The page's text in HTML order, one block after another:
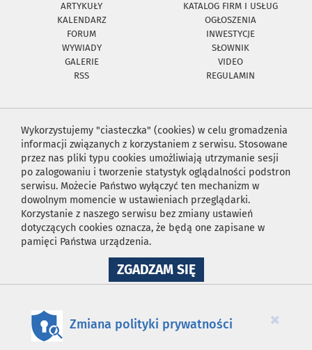
ARTYKUŁY
KATALOG FIRM I USŁUG
KALENDARZ
OGŁOSZENIA
FORUM
INWESTYCJE
WYWIADY
SŁOWNIK
GALERIE
VIDEO
RSS
REGULAMIN
Wykorzystujemy "ciasteczka" (cookies) w celu gromadzenia
informacji związanych z korzystaniem z serwisu. Stosowane
przez nas pliki typu cookies umożliwiają utrzymanie sesji
po zalogowaniu i tworzenie statystyk oglądalności podstron
serwisu. Możecie Państwo wyłączyć ten mechanizm w
dowolnym momencie w ustawieniach przeglądarki.
Korzystanie z naszego serwisu bez zmiany ustawień
dotyczących cookies oznacza, że będą one zapisane w
pamięci Państwa urządzenia.
ZGADZAM SIĘNA
WYKORZYSTANIE
×
Zmiana polityki prywatności